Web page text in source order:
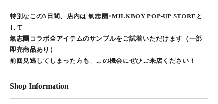
特別なこの3日間、店内は 氣志團×MILKBOY POP-UP STOREと
して
氣志團コラボ全アイテムのサンプルをご試着いただけます（一部
即売商品あり）
前回見逃してしまった方も、この機会にぜひご来店ください！
Shop Information